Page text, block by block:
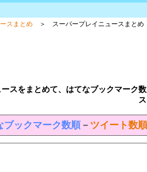
スまとめ ＞ スーパープレイニュースまとめ
スをまとめて、はてなブックマーク
ブックマーク数順 － ツイート数順